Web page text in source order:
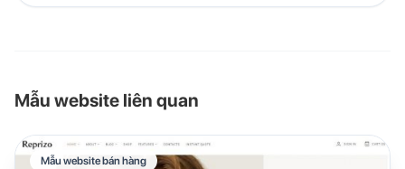
Mẫu website liên quan
Mẫu website bán hàng